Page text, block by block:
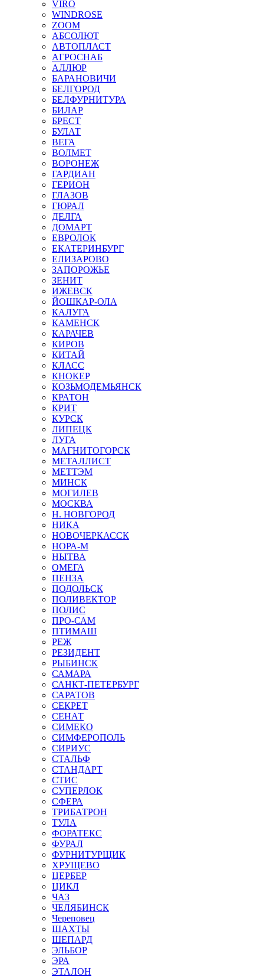
VIRO
WINDROSE
ZOOM
АБСОЛЮТ
АВТОПЛАСТ
АГРОСНАБ
АЛЛЮР
БАРАНОВИЧИ
БЕЛГОРОД
БЕЛФУРНИТУРА
БИЛАР
БРЕСТ
БУЛАТ
ВЕГА
ВОЛМЕТ
ВОРОНЕЖ
ГАРДИАН
ГЕРИОН
ГЛАЗОВ
ГЮРАЛ
ДЕЛГА
ДОМАРТ
ЕВРОЛОК
ЕКАТЕРИНБУРГ
ЕЛИЗАРОВО
ЗАПОРОЖЬЕ
ЗЕНИТ
ИЖЕВСК
ЙОШКАР-ОЛА
КАЛУГА
КАМЕНСК
КАРАЧЕВ
КИРОВ
КИТАЙ
КЛАСС
КНОКЕР
КОЗЬМОДЕМЬЯНСК
КРАТОН
КРИТ
КУРСК
ЛИПЕЦК
ЛУГА
МАГНИТОГОРСК
МЕТАЛЛИСТ
МЕТТЭМ
МИНСК
МОГИЛЕВ
МОСКВА
Н. НОВГОРОД
НИКА
НОВОЧЕРКАССК
НОРА-М
НЫТВА
ОМЕГА
ПЕНЗА
ПОДОЛЬСК
ПОЛИВЕКТОР
ПОЛИС
ПРО-САМ
ПТИМАШ
РЕЖ
РЕЗИДЕНТ
РЫБИНСК
САМАРА
САНКТ-ПЕТЕРБУРГ
САРАТОВ
СЕКРЕТ
СЕНАТ
СИМЕКО
СИМФЕРОПОЛЬ
СИРИУС
СТАЛЬФ
СТАНДАРТ
СТИС
СУПЕРЛОК
СФЕРА
ТРИБАТРОН
ТУЛА
ФОРАТЕКС
ФУРАЛ
ФУРНИТУРЩИК
ХРУЩЕВО
ЦЕРБЕР
ЦИКЛ
ЧАЗ
ЧЕЛЯБИНСК
Череповец
ШАХТЫ
ШЕПАРД
ЭЛЬБОР
ЭРА
ЭТАЛОН